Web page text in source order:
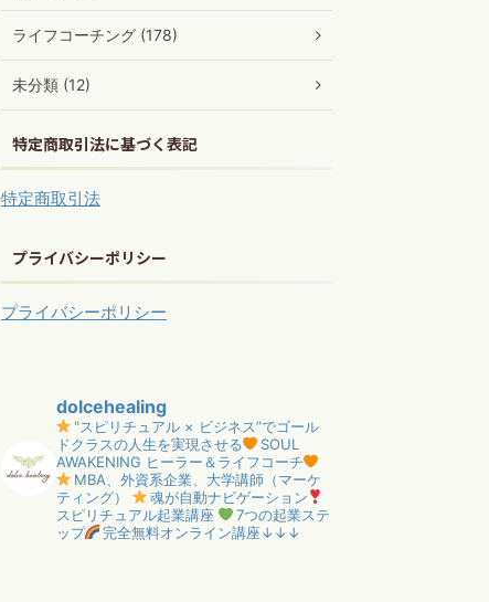
ライフコーチング (178)
未分類 (12)
特定商取引法に基づく表記
特定商取引法
プライバシーポリシー
プライバシーポリシー
dolcehealing
"スピリチュアル × ビジネス”でゴール
ドクラスの人生を実現させる
SOUL
AWAKENING ヒーラー＆ライフコーチ
MBA、外資系企業、大学講師（マーケ
ティング）
魂が自動ナビゲーション
スピリチュアル起業講座
7つの起業ステ
ップ
完全無料オンライン講座↓↓↓